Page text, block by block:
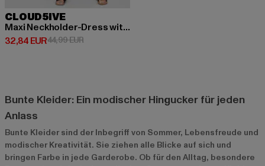
CLOUD5IVE
Maxi Neckholder-Dress with abstract print
32,84 EUR
Derzeitiger Preis: 32,84 EUR
44,99 EURAktionspreis: 44,99 EUR
Bunte Kleider: Ein modischer Hingucker für jeden
Anlass
Bunte Kleider sind der Inbegriff von Sommer, Lebensfreude und
modischer Kreativität. Sie ziehen alle Blicke auf sich und
bringen Farbe in jede Garderobe. Ob für den Alltag, besondere